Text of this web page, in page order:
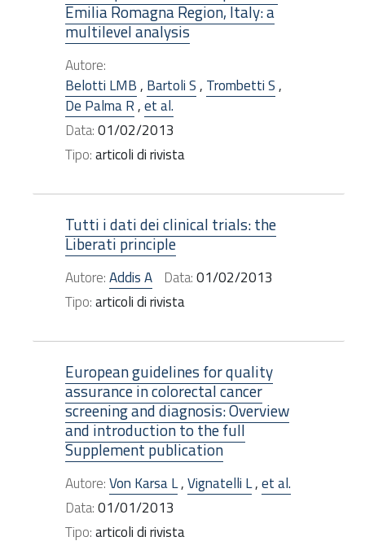
Emilia Romagna Region, Italy: a
multilevel analysis
Autore:
Belotti LMB, Bartoli S, Trombetti S,
De Palma R,et al.
Data:01/02/2013
Tipo:articoli di rivista
Tutti i dati dei clinical trials: the
Liberati principle
Autore:Addis A Data:01/02/2013
Tipo:articoli di rivista
European guidelines for quality
assurance in colorectal cancer
screening and diagnosis: Overview
and introduction to the full
Supplement publication
Autore:Von Karsa L,Vignatelli L,et al.
Data:01/01/2013
Tipo:articoli di rivista